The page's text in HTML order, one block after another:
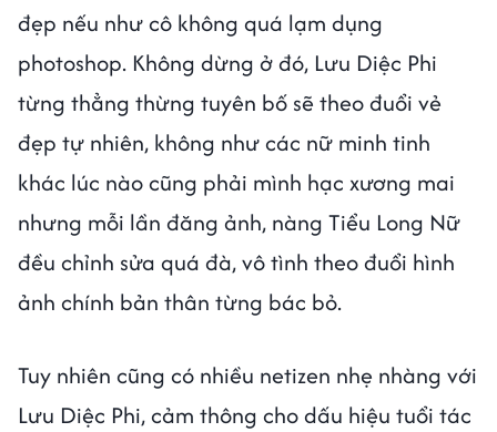
đẹp nếu như cô không quá lạm dụng
photoshop. Không dừng ở đó, Lưu Diệc Phi
từng thẳng thừng tuyên bố sẽ theo đuổi vẻ
đẹp tự nhiên, không như các nữ minh tinh
khác lúc nào cũng phải mình hạc xương mai
nhưng mỗi lần đăng ảnh, nàng Tiểu Long Nữ
đều chỉnh sửa quá đà, vô tình theo đuổi hình
ảnh chính bản thân từng bác bỏ.
Tuy nhiên cũng có nhiều netizen nhẹ nhàng với
Lưu Diệc Phi, cảm thông cho dấu hiệu tuổi tác